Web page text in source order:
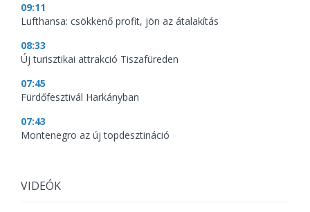
09:11
Lufthansa: csökkenő profit, jön az átalakítás
08:33
Új turisztikai attrakció Tiszafüreden
07:45
Fürdőfesztivál Harkányban
07:43
Montenegro az új topdesztináció
VIDEÓK